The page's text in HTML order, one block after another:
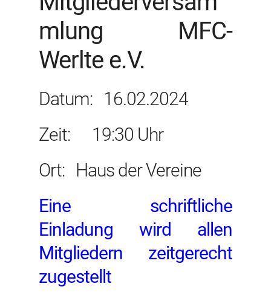
mlung MFC-
Werlte e.V.
Datum: 16.02.2024
Zeit: 19:30 Uhr
Ort: Haus der Vereine
Eine schriftliche
Einladung wird allen
Mitgliedern zeitgerecht
zugestellt